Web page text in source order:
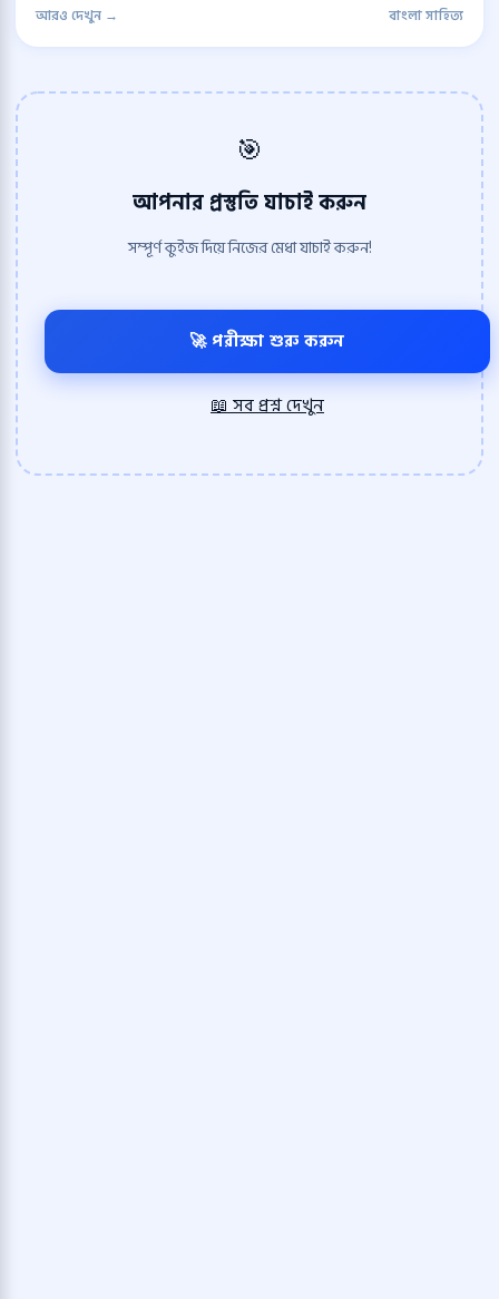
আরও দেখুন → বাংলা সাহিত্য
🎯
আপনার প্রস্তুতি যাচাই করুন
সম্পূর্ণ কুইজ দিয়ে নিজের মেধা যাচাই করুন!
🚀 পরীক্ষা শুরু করুন
📖 সব প্রশ্ন দেখুন